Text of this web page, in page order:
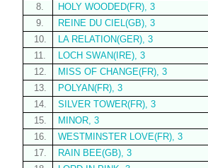
8.
HOLY WOODED(FR), 3
9.
REINE DU CIEL(GB), 3
10.
LA RELATION(GER), 3
11.
LOCH SWAN(IRE), 3
12.
MISS OF CHANGE(FR), 3
13.
POLYAN(FR), 3
14.
SILVER TOWER(FR), 3
15.
MINOR, 3
16.
WESTMINSTER LOVE(FR), 3
17.
RAIN BEE(GB), 3